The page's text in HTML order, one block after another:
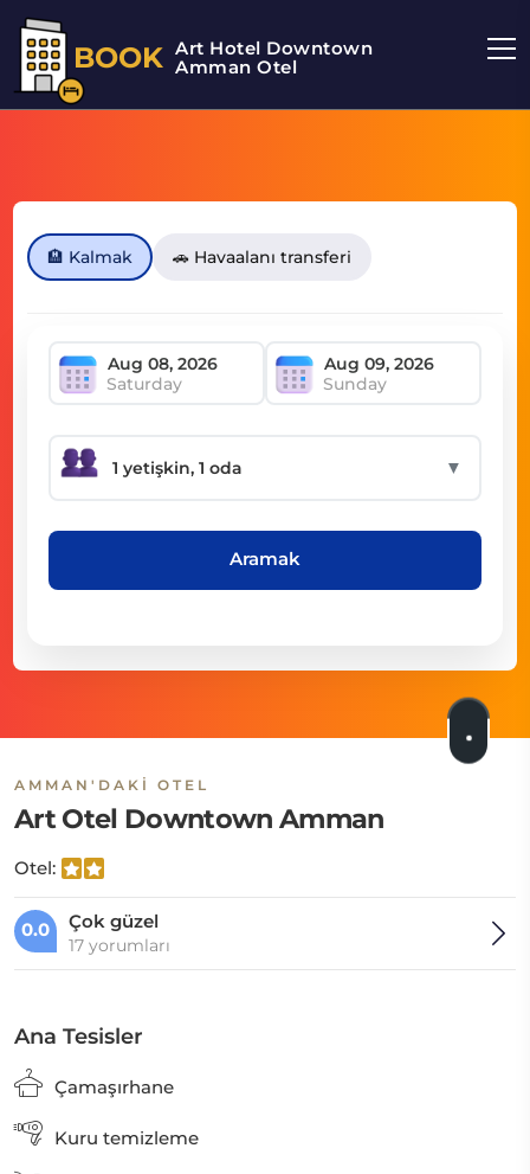
BOOK Art Hotel Downtown
Amman Otel
🏨 Kalmak 🚗 Havaalanı transferi
Saturday Sunday
▼
Aramak
AMMAN'DAKI OTEL
Art Otel Downtown Amman
Otel:
0.0 Çok güzel
17 yorumları
Ana Tesisler
Çamaşırhane
Kuru temizleme